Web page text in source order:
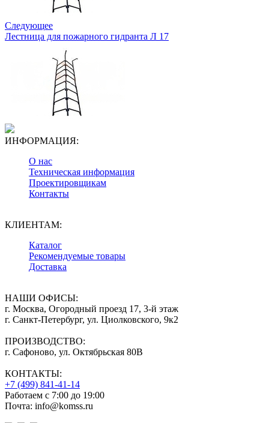
Следующее
Лестница для пожарного гидранта Л 17
ИНФОРМАЦИЯ:
О нас
Техническая информация
Проектировщикам
Контакты
КЛИЕНТАМ:
Каталог
Рекомендуемые товары
Доставка
НАШИ ОФИСЫ:
г. Москва, Огородный проезд 17, 3-й этаж
г. Санкт-Петербург, ул. Циолковского, 9к2
ПРОИЗВОДСТВО:
г. Сафоново, ул. Октябрьская 80В
КОНТАКТЫ:
+7 (499) 841-41-14
Работаем с 7:00 до 19:00
Почта: info@komss.ru